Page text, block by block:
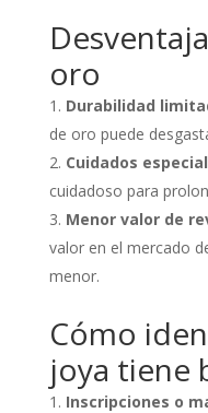
oro
Durabilidad
de oro puede
Cuidados
cuidadoso para
Menor valor de
valor en el mercado
menor.
Cómo
joya tiene
Inscripciones o